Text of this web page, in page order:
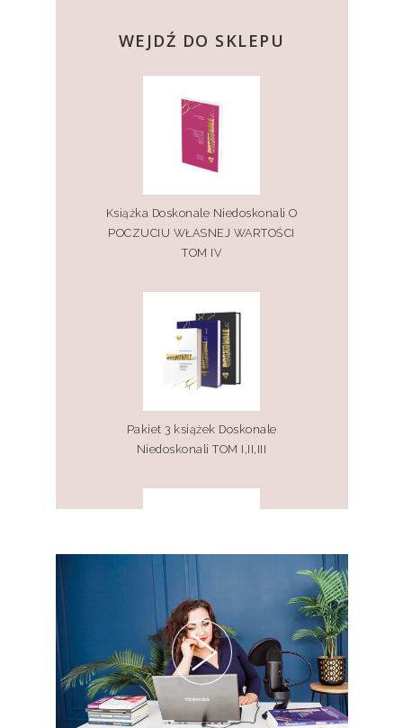
kup teraz
WEJDŹ DO SKLEPU
Książka Doskonale Niedoskonali O
POCZUCIU WŁASNEJ WARTOŚCI
TOM IV
Pakiet 3 książek Doskonale
Niedoskonali TOM I,II,III
Pakiet 2 książek Doskonale
Niedoskonali TOM I, II